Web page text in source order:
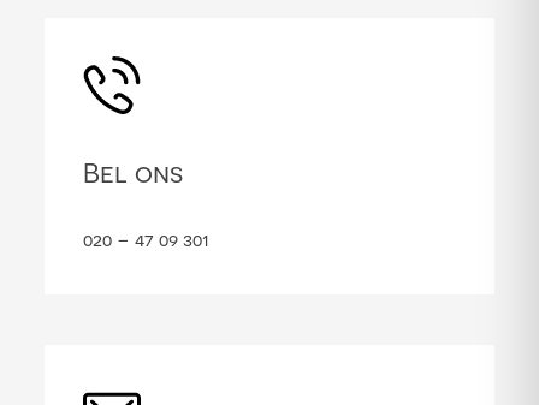
Bel ons
020 – 47 09 301